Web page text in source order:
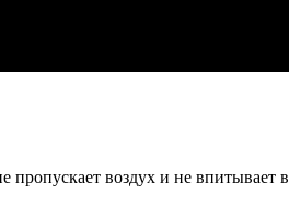
воздух и не